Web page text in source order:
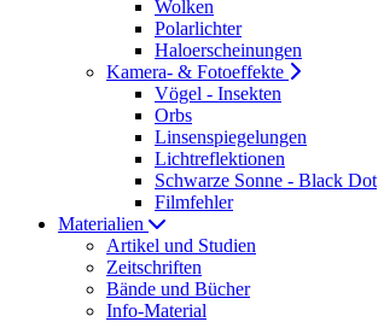
Wolken
Polarlichter
Haloerscheinungen
Kamera- & Fotoeffekte
Vögel - Insekten
Orbs
Linsenspiegelungen
Lichtreflektionen
Schwarze Sonne - Black Dot
Filmfehler
Materialien
Artikel und Studien
Zeitschriften
Bände und Bücher
Info-Material